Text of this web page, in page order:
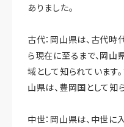
ありました。
古代：岡山県は、古代時
ら現在に至るまで、岡
域として知られています
山県は、豊岡国として知
中世：岡山県は、中世に